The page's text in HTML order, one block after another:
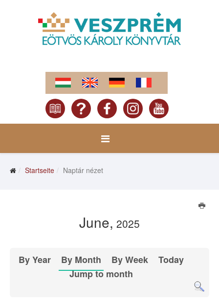
Startseite Naptár nézet
June, 2025
By Year By Month By Week
Today
Jump to month